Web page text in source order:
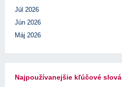
Júl 2026
Jún 2026
Máj 2026
Najpoužívanejšie kľúčové slová